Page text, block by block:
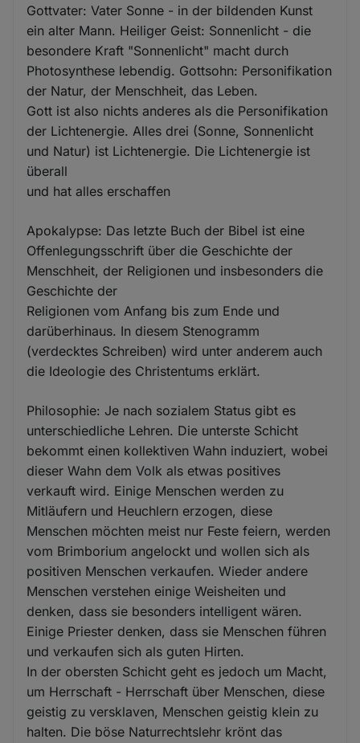
Gottvater: Vater Sonne - in der bildenden Kunst
ein alter Mann. Heiliger Geist: Sonnenlicht - die
besondere Kraft "Sonnenlicht" macht durch
Photosynthese lebendig. Gottsohn: Personifikation
der Natur, der Menschheit, das Leben.
Gott ist also nichts anderes als die Personifikation
der Lichtenergie. Alles drei (Sonne, Sonnenlicht
und Natur) ist Lichtenergie. Die Lichtenergie ist
überall
und hat alles erschaffen
Apokalypse: Das letzte Buch der Bibel ist eine
Offenlegungsschrift über die Geschichte der
Menschheit, der Religionen und insbesonders die
Geschichte der
Religionen vom Anfang bis zum Ende und
darüberhinaus. In diesem Stenogramm
(verdecktes Schreiben) wird unter anderem auch
die Ideologie des Christentums erklärt.
Philosophie: Je nach sozialem Status gibt es
unterschiedliche Lehren. Die unterste Schicht
bekommt einen kollektiven Wahn induziert, wobei
dieser Wahn dem Volk als etwas positives
verkauft wird. Einige Menschen werden zu
Mitläufern und Heuchlern erzogen, diese
Menschen möchten meist nur Feste feiern, werden
vom Brimborium angelockt und wollen sich als
positiven Menschen verkaufen. Wieder andere
Menschen verstehen einige Weisheiten und
denken, dass sie besonders intelligent wären.
Einige Priester denken, dass sie Menschen führen
und verkaufen sich als guten Hirten.
In der obersten Schicht geht es jedoch um Macht,
um Herrschaft - Herrschaft über Menschen, diese
geistig zu versklaven, Menschen geistig klein zu
halten. Die böse Naturrechtslehr krönt das